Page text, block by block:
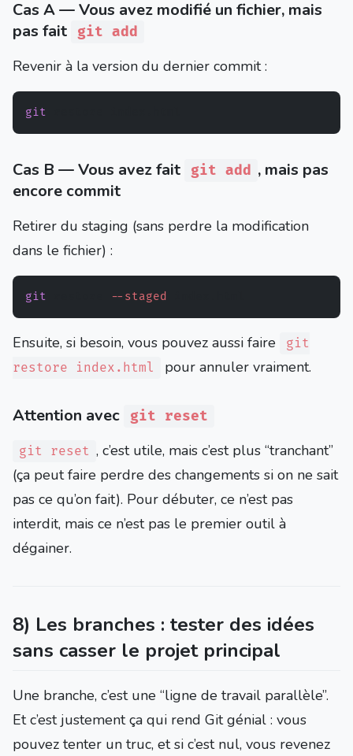
Cas A — Vous avez modifié un fichier, mais
pas fait
git add
Revenir à la version du dernier commit :
git
Cas B — Vous avez fait git add
, mais pas
encore commit
Retirer du staging (sans perdre la modification
dans le fichier) :
git --staged
Ensuite, si besoin, vous pouvez aussi faire
git
restore index.html
pour annuler vraiment.
Attention avec git reset
git reset , c’est utile, mais c’est plus “tranchant”
(ça peut faire perdre des changements si on ne sait
pas ce qu’on fait). Pour débuter, ce n’est pas
interdit, mais ce n’est pas le premier outil à
dégainer.
8) Les branches : tester des idées
sans casser le projet principal
Une branche, c’est une “ligne de travail parallèle”.
Et c’est justement ça qui rend Git génial : vous
pouvez tenter un truc, et si c’est nul, vous revenez